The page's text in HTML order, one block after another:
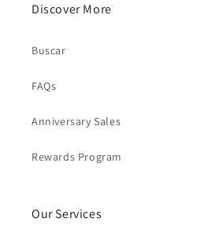
Discover More
Buscar
FAQs
Anniversary Sales
Rewards Program
Our Services